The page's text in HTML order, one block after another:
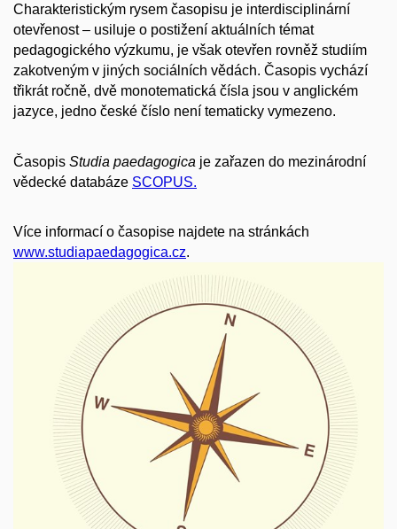
Charakteristickým rysem časopisu je interdisciplinární
otevřenost – usiluje o postižení aktuálních témat
pedagogického výzkumu, je však otevřen rovněž studiím
zakotveným v jiných sociálních vědách. Časopis vychází
třikrát ročně, dvě monotematická čísla jsou v anglickém
jazyce, jedno české číslo není tematicky vymezeno.
Časopis Studia paedagogica je zařazen do mezinárodní
vědecké databáze SCOPUS.
Více informací o časopise najdete na stránkách
www.studiapaedagogica.cz.